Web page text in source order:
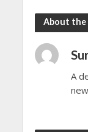
About
A